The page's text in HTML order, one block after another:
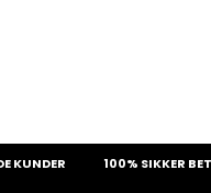
100% SIKKER BETALING